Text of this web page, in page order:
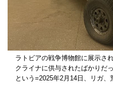
ラトビアの戦争博物館に展示さ
クライナに供与されたばかりだ
という=2025年2月14日、リガ、